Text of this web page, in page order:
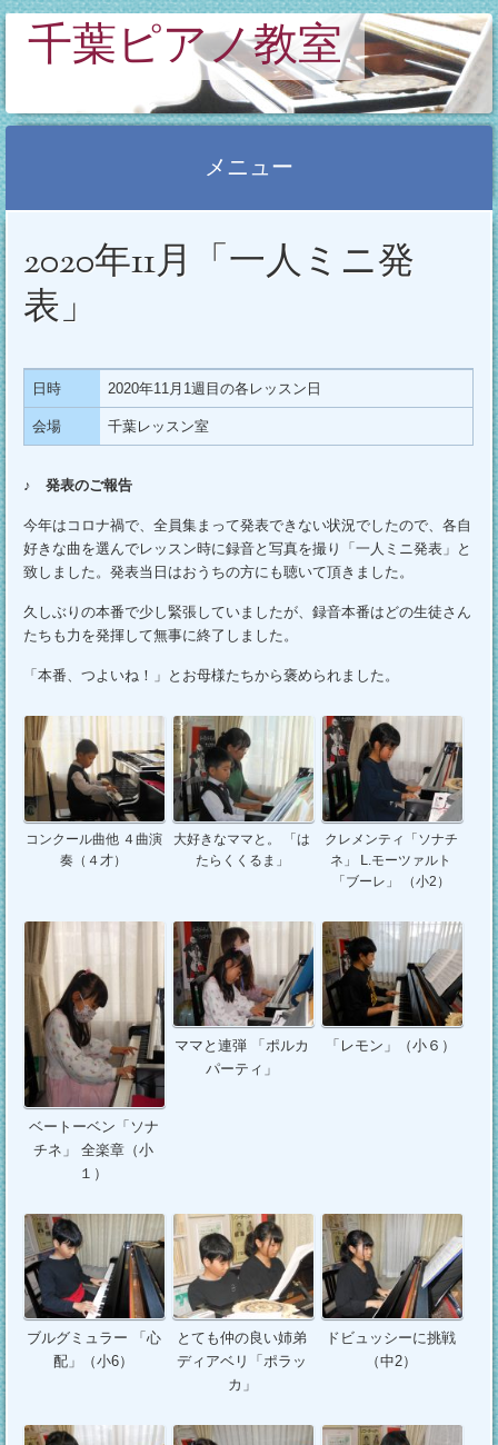
千葉ピアノ教室
メニュー
ン
テ
ン
へ
ス
プ
2020年11月「一人ミニ発
表」
日時 2020年11月1週目の各レッスン日
会場 千葉レッスン室
♪ 発表のご報告
今年はコロナ禍で、全員集まって発表できない状況でしたので、各自
好きな曲を選んでレッスン時に録音と写真を撮り「一人ミニ発表」と
致しました。発表当日はおうちの方にも聴いて頂きました。
久しぶりの本番で少し緊張していましたが、録音本番はどの生徒さん
たちも力を発揮して無事に終了しました。
「本番、つよいね！」とお母様たちから褒められました。
コンクール曲他 ４曲演
奏（４才）
大好きなママと。 「は
たらくくるま」
クレメンティ「ソナチ
ネ」 Ⅼ.モーツァルト
「ブーレ」 （小2）
ベートーベン「ソナ
チネ」 全楽章（小
１）
ママと連弾 「ポルカ
パーティ」
「レモン」（小６）
ブルグミュラー 「心
配」（小6）
とても仲の良い姉弟
ディアベリ「ポラッ
カ」
ドビュッシーに挑戦
（中2）